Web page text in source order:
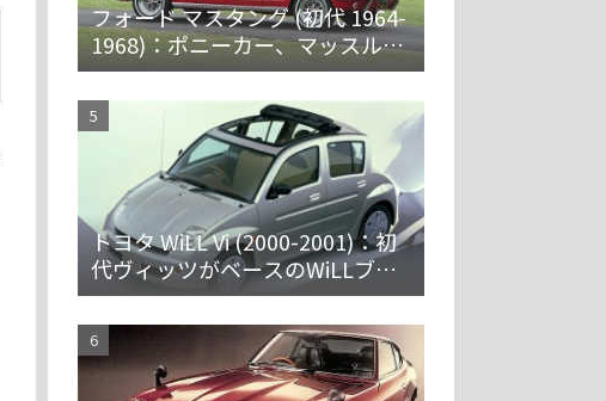
フォード マスタング (初代 1964-
1968)：ポニーカー、マッスルカ
ーの愛称で親しまれ大ヒット
トヨタ WiLL Vi (2000-2001)：初
代ヴィッツがベースのWiLLブラ
ンド第一弾 [NCP19]